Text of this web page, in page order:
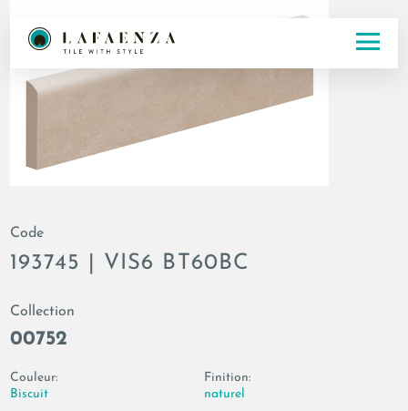
Code
193745 | VIS6 BT60BC
Collection
00752
Couleur:
Biscuit
Finition:
naturel